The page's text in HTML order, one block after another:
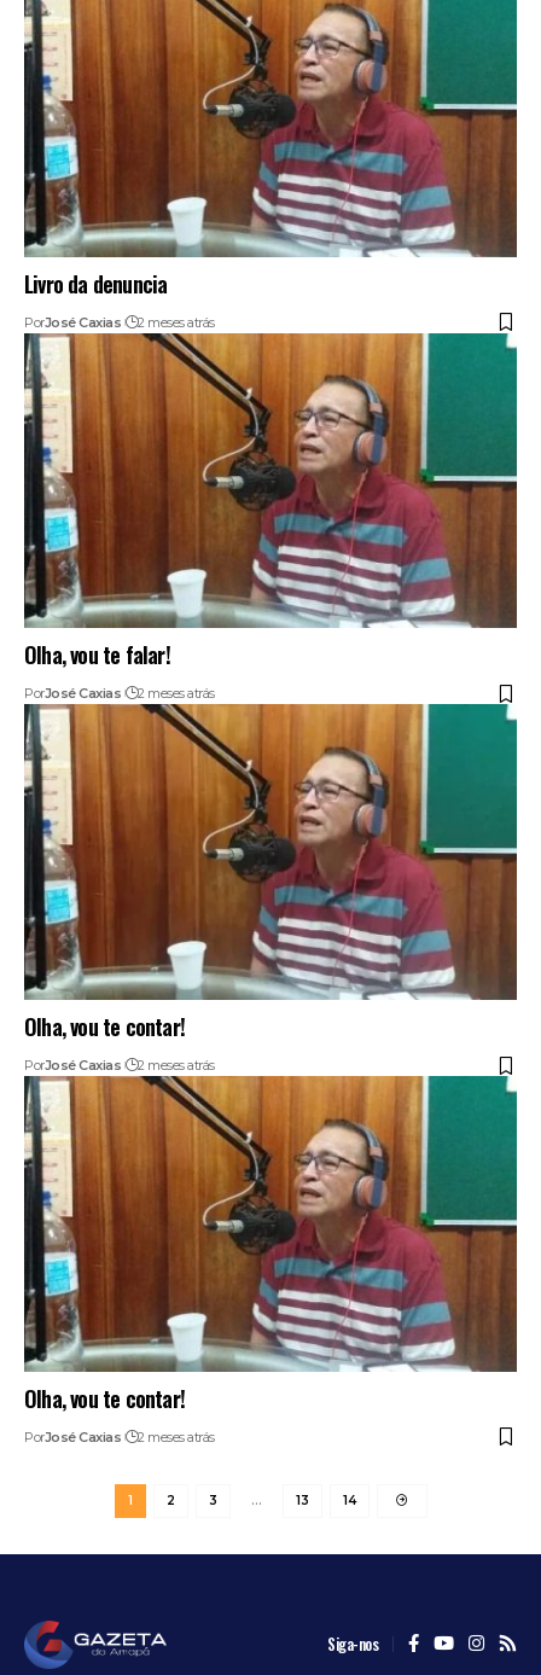
Livro da denuncia
PorJosé Caxias 2 meses atrás
Olha, vou te falar!
PorJosé Caxias 2 meses atrás
Olha, vou te contar!
PorJosé Caxias 2 meses atrás
Olha, vou te contar!
PorJosé Caxias 2 meses atrás
1 2 3 … 13 14
Siga-nos